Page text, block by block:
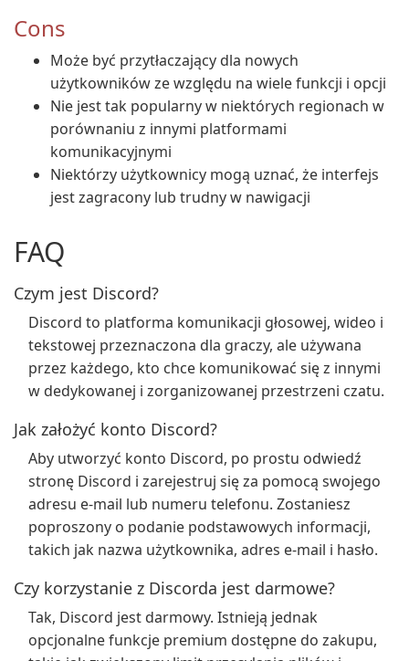
Cons
Może być przytłaczający dla nowych
użytkowników ze względu na wiele funkcji i opcji
Nie jest tak popularny w niektórych regionach w
porównaniu z innymi platformami
komunikacyjnymi
Niektórzy użytkownicy mogą uznać, że interfejs
jest zagracony lub trudny w nawigacji
FAQ
Czym jest Discord?
Discord to platforma komunikacji głosowej, wideo i
tekstowej przeznaczona dla graczy, ale używana
przez każdego, kto chce komunikować się z innymi
w dedykowanej i zorganizowanej przestrzeni czatu.
Jak założyć konto Discord?
Aby utworzyć konto Discord, po prostu odwiedź
stronę Discord i zarejestruj się za pomocą swojego
adresu e-mail lub numeru telefonu. Zostaniesz
poproszony o podanie podstawowych informacji,
takich jak nazwa użytkownika, adres e-mail i hasło.
Czy korzystanie z Discorda jest darmowe?
Tak, Discord jest darmowy. Istnieją jednak
opcjonalne funkcje premium dostępne do zakupu,